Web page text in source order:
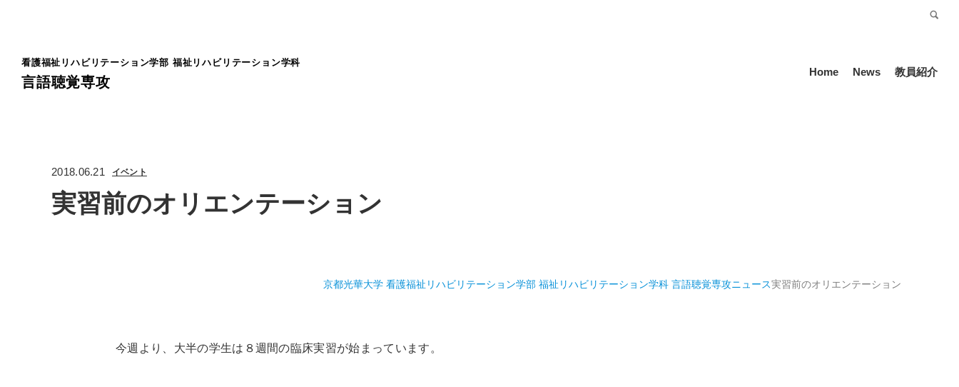
看護福祉リハビリテーション学部 福祉リハビリテーション学科
言語聴覚専攻
Home News 教員紹介
2018.06.21 イベント
実習前のオリエンテーション
京都光華大学 看護福祉リハビリテーション学部 福祉リハビリテーション学科 言語聴覚専攻ニュース実習前のオリエンテーション
今週より、大半の学生は８週間の臨床実習が始まっています。